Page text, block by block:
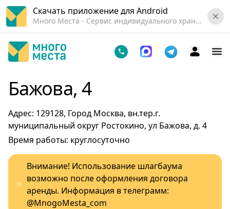
Скачать приложение для Android
Много Места - Cервис индивидуального хранения вещей.
Бажова, 4
Адрес: 129128, Город Москва, вн.тер.г.
муниципальный округ Ростокино, ул Бажова, д. 4
Время работы: круглосуточно
Внимание! Использование шлагбаума
возможно после оформления договора
аренды. Информация в телеграмм:
@MnogoMesta_com